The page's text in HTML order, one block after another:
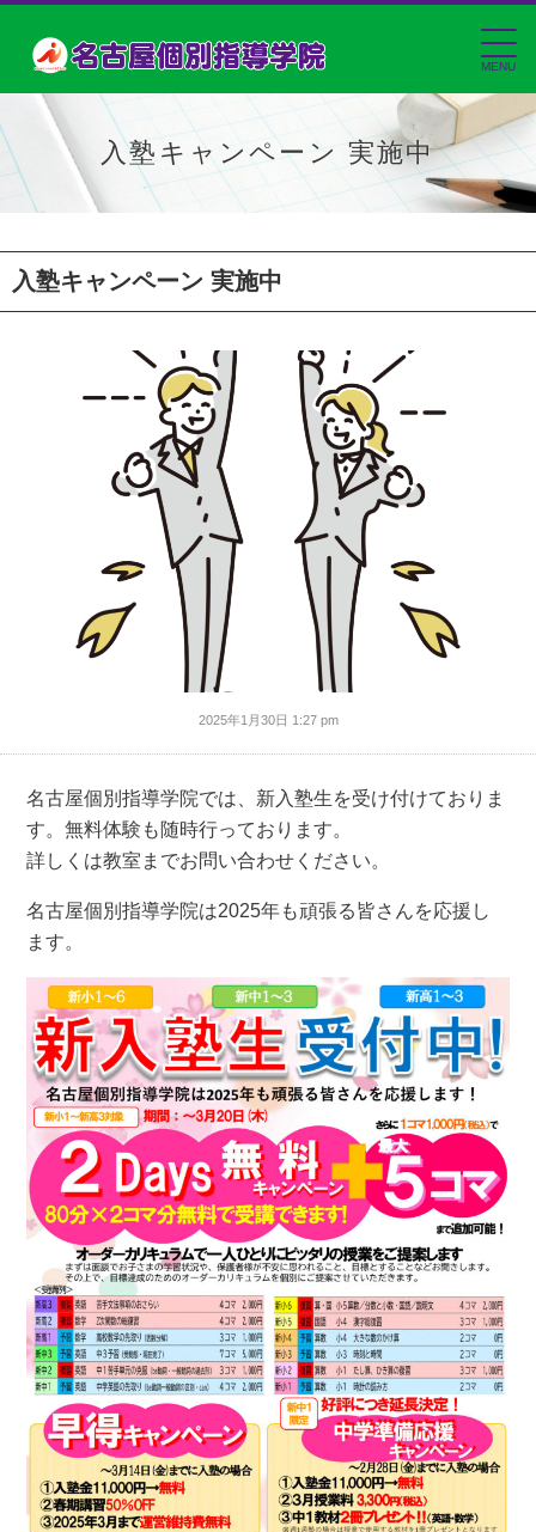
MENU
入塾キャンペーン 実施中
入塾キャンペーン 実施中
2025年1月30日 1:27 pm
名古屋個別指導学院では、新入塾生を受け付けておりま
す。無料体験も随時行っております。
詳しくは教室までお問い合わせください。
名古屋個別指導学院は2025年も頑張る皆さんを応援し
ます。